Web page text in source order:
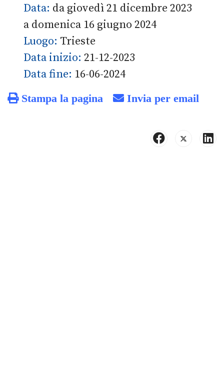
Data: da giovedì 21 dicembre 2023
a domenica 16 giugno 2024
Luogo: Trieste
Data inizio: 21-12-2023
Data fine: 16-06-2024
Stampa la pagina Invia per email